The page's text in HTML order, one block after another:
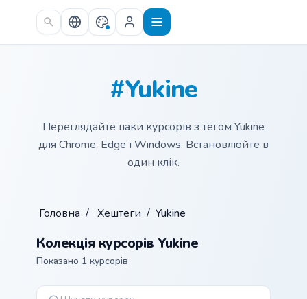
Skip to main content
#Yukine
Переглядайте паки курсорів з тегом Yukine
для Chrome, Edge і Windows. Встановлюйте в
один клік.
Головна / Хештеги / Yukine
Колекція курсорів Yukine
Показано 1 курсорів